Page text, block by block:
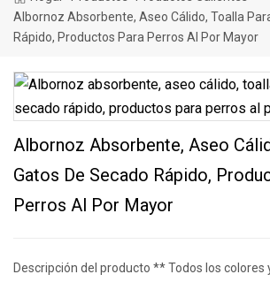
Albornoz Absorbente, Aseo Cálido, Toalla
Rápido, Productos Para Perros Al Por Mayor
Albornoz Absorbente, Aseo
Gatos De Secado Rápido,
Perros Al Por Mayor
Descripción del producto ** Todos los colores